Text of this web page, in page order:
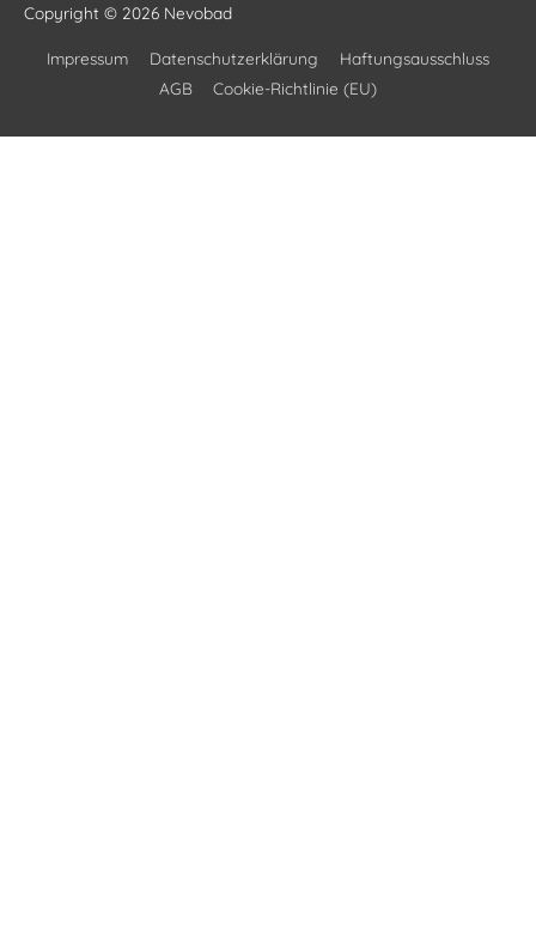
Copyright © 2026 Nevobad
Impressum Datenschutzerklärung
Haftungsausschluss
AGB
Cookie-Richtlinie (EU)